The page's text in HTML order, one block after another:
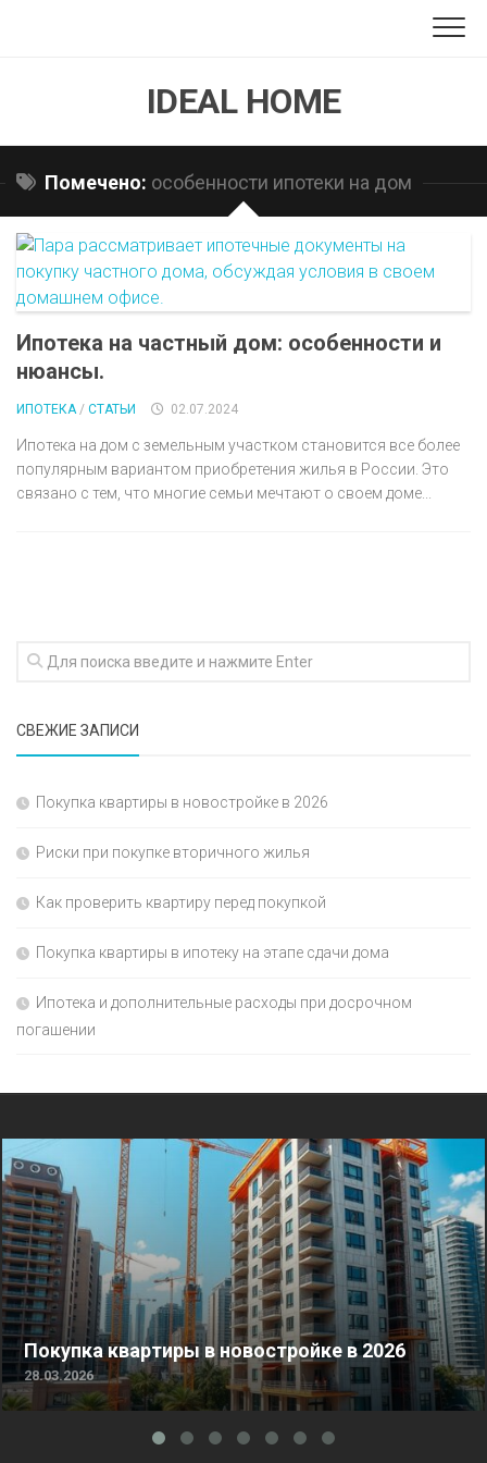
IDEAL HOME
Помечено: особенности ипотеки на дом
Ипотека на частный дом: особенности и
нюансы.
ИПОТЕКА/ СТАТЬИ 02.07.2024
Ипотека на дом с земельным участком становится все более
популярным вариантом приобретения жилья в России. Это
связано с тем, что многие семьи мечтают о своем доме...
СВЕЖИЕ ЗАПИСИ
Покупка квартиры в новостройке в 2026
Риски при покупке вторичного жилья
Как проверить квартиру перед покупкой
Покупка квартиры в ипотеку на этапе сдачи дома
Ипотека и дополнительные расходы при досрочном
погашении
Покупка квартиры в новостройке в 2026
28.03.2026